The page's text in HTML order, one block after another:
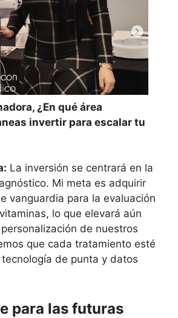
¿En qué área
invertir para escalar tu
La inversión se centrará en la
Mi meta es adquirir
vanguardia para la evaluación
lo que elevará aún
de nuestros
que cada tratamiento esté
de punta y datos
para las futuras